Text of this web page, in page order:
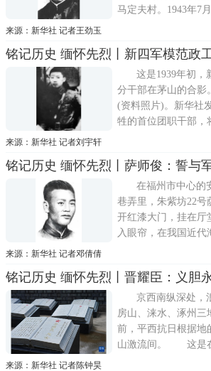
马定夫村。1943年7
难忘的日子。在太
与数倍于己方的敌人
子弹打光了，用刺
掩护一千余名群众和
来源：新华社 记者王劲玉
铭记历史 缅怀先烈丨新四军模范政
这是1939年初，
分干部在茅山的合影
(资料照片)。新华社
牲的首位团职干部，
烽火中。……萧国生
在《追悼模范政工人
出。萧国生，1916
苦农家。14岁，他
来源：新华社 记者刘宇轩
铭记历史 缅怀先烈丨萨师俊：誓与
在福州市中心的
巷弄里，朱紫坊22号
开红漆大门，挂在厅
入眼帘，在我国近代
旁，悬挂着的是他
私章，被后人珍藏在
他永远的缅怀，传颂
风。&emsp;萨师俊，
来源：新华社 记者邓倩倩
铭记历史 缅怀先烈丨晋耀臣：义胆
京西南纵深处，
房山、涞水、涿州三
前，平西抗日根据地
山激流间。 这是
日烈士墓拍摄的晋
来源：新华社 记者陈钟昊